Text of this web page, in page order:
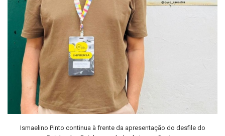
Ismaelino Pinto continua à frente da apresentação do desfile do